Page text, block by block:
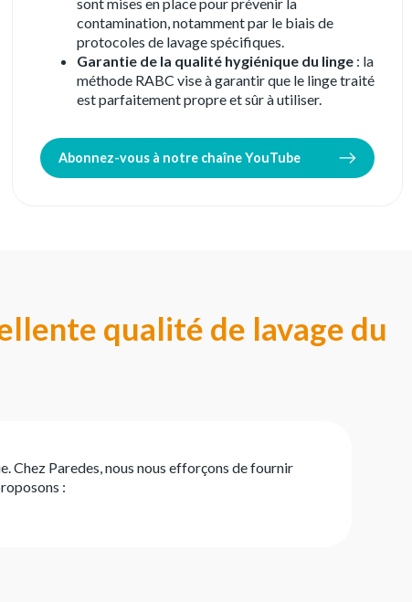
contamination, notamment par le biais de
protocoles de lavage spécifiques.
Garantie de la qualité hygiénique du linge : la
méthode RABC vise à garantir que le linge traité
est parfaitement propre et sûr à utiliser.
Abonnez-vous à notre chaîne YouTube
qualité de lavage du
Chez Paredes, nous nous efforçons de fournir
: